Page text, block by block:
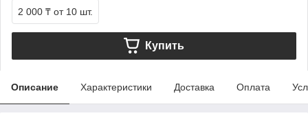
2 000 ₸ от 10 шт.
Купить
Описание Характеристики Доставка Оплата